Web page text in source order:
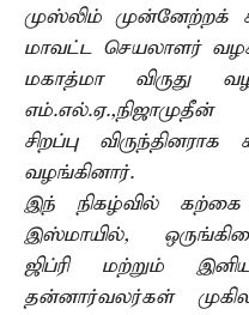
முஸ்லிம் முன்னேற்றக்
மாவட்ட செயலாளர்
மகாத்மா விருது
எம்.எல்.ஏ.,நிஜாமுதீன்
சிறப்பு
வழங்கினார்.
இந் நிகழ்வில் கற்கை
இஸ்மாயில்,
ஜிப்ரி மற்றும்
தன்னார்வலர்கள்